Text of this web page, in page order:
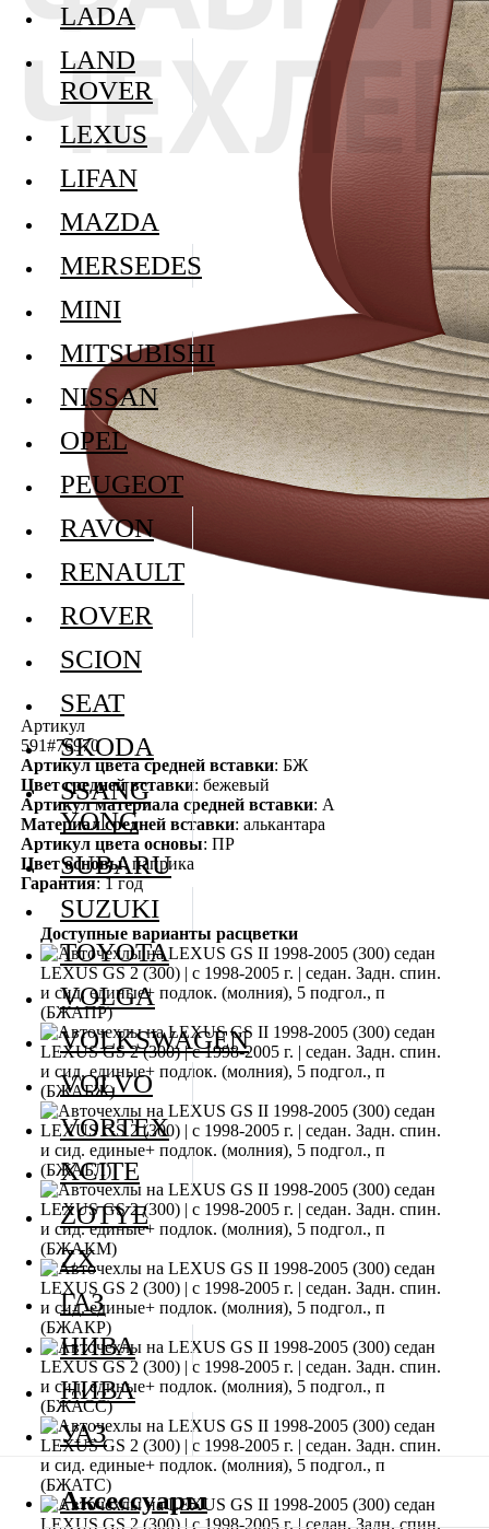
Артикул
591#76970
Артикул цвета средней вставки: БЖ
Цвет средней вставки: бежевый
Артикул материала средней вставки: А
Материал средней вставки: алькантара
Артикул цвета основы: ПР
Цвет основы: паприка
Гарантия: 1 год
Доступные варианты расцветки
LADA
LAND
ROVER
LEXUS
LIFAN
MAZDA
MERSEDES
MINI
MITSUBISHI
NISSAN
OPEL
PEUGEOT
RAVON
RENAULT
ROVER
SCION
SEAT
SKODA
SSANG
YONG
SUBARU
SUZUKI
TOYOTA
VOLGA
VOLKSWAGEN
VOLVO
VORTEX
XCITE
ZOTYE
ZX
ГАЗ
НИВА
НИВА
УАЗ
Аксессуары